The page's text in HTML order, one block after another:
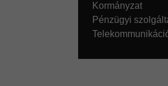
Kormányzat
Pénzügyi